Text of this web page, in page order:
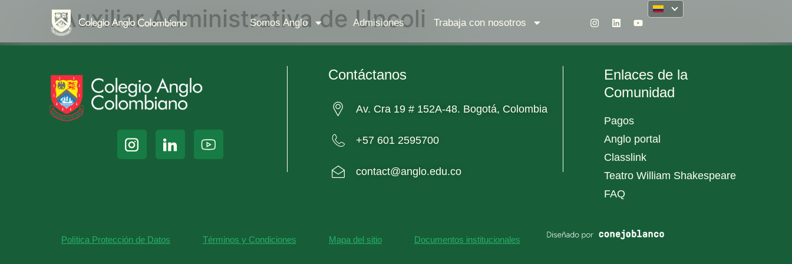
Somos Anglo Admisiones Trabaja con nosotros
Auxiliar Administrativa de Uncoli
Contáctanos
Av. Cra 19 # 152A-48. Bogotá, Colombia
+57 601 2595700
contact@anglo.edu.co
Enlaces de la
Comunidad
Pagos
Anglo portal
Classlink
Teatro William Shakespeare
FAQ
Política Protección de Datos Términos y Condiciones Mapa del sitio Documentos institucionales